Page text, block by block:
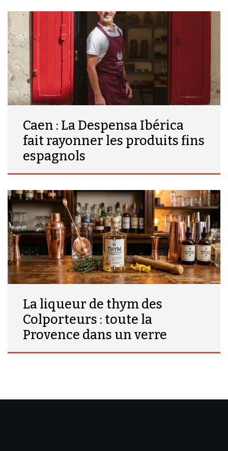
Caen : La Despensa Ibérica
fait rayonner les produits fins
espagnols
La liqueur de thym des
Colporteurs : toute la
Provence dans un verre